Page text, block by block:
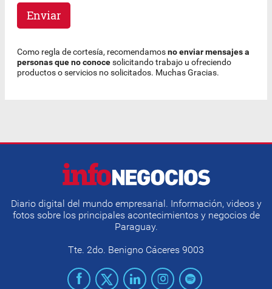
Enviar
Como regla de cortesía, recomendamosno enviar mensajes a
personas que no conocesolicitando trabajo u ofreciendo
productos o servicios no solicitados. Muchas Gracias.
Diario digital del mundo empresarial. Información, videos y
fotos sobre los principales acontecimientos y negocios de
Paraguay.
Tte. 2do. Benigno Cáceres 9003